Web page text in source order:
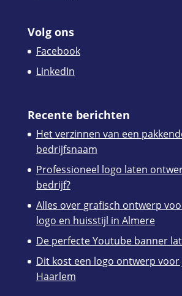
Volg ons
Facebook
LinkedIn
Recente berichten
Het verzinnen van een
bedrijfsnaam
Professioneel logo laten
bedrijf?
Alles over grafisch ontwerp
logo en huisstijl in Almere
De perfecte Youtube banner
Dit kost een logo ontwerp
Haarlem